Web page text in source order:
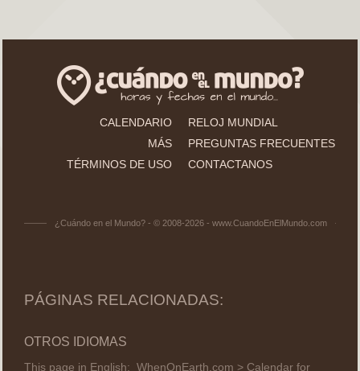
CALENDARIO
RELOJ MUNDIAL
MÁS
PREGUNTAS FRECUENTES
TÉRMINOS DE USO
CONTACTANOS
¿Cuándo en el Mundo? - © 2008-2026 - www.CuandoEnElMundo.com
PÁGINAS RELACIONADAS:
OTROS IDIOMAS
This page in English: WhenOnEarth.com > Calendar for